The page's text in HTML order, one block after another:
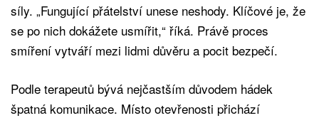
síly. „Fungující přátelství unese neshody. Klíčové je, že
se po nich dokážete usmířit,“ říká. Právě proces
smíření vytváří mezi lidmi důvěru a pocit bezpečí.
Podle terapeutů bývá nejčastším důvodem hádek
špatná komunikace. Místo otevřenosti přichází